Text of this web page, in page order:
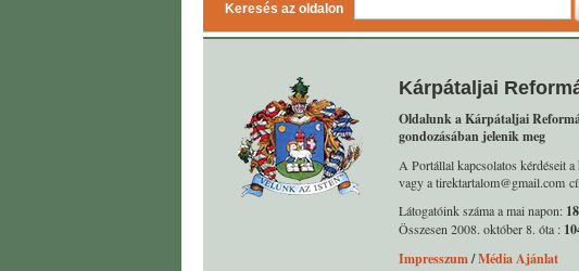
Keresés az oldalon
Kárpátaljai
Oldalunk a Kárpátaljai
gondozásában jelenik meg
A Portállal kapcsolatos kérdéseit a
vagy a tirektartalom@gmail.com
Látogatóink száma a mai napon:
Összesen 2008. október 8. óta :
Impresszum/Média Ajánlat